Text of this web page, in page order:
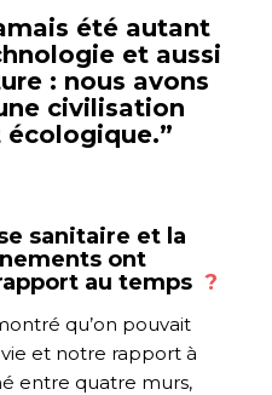
été autant
et aussi
: nous avons
civilisation
sanitaire et la
ont
au temps ?
qu’on pouvait
et notre rapport à
entre quatre murs,